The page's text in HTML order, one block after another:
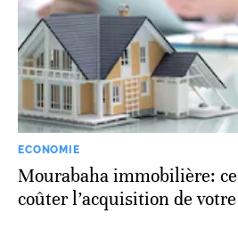
ECONOMIE
Mourabaha immobilière:
coûter l’acquisition de